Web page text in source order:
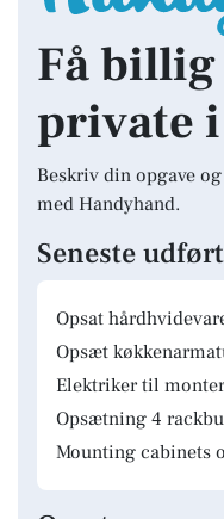
Få
private
Beskriv din opgave
med Handyhand.
Seneste
Opsat
Opsæt
Elektriker til
Opsætning 4
Mounting cabinets